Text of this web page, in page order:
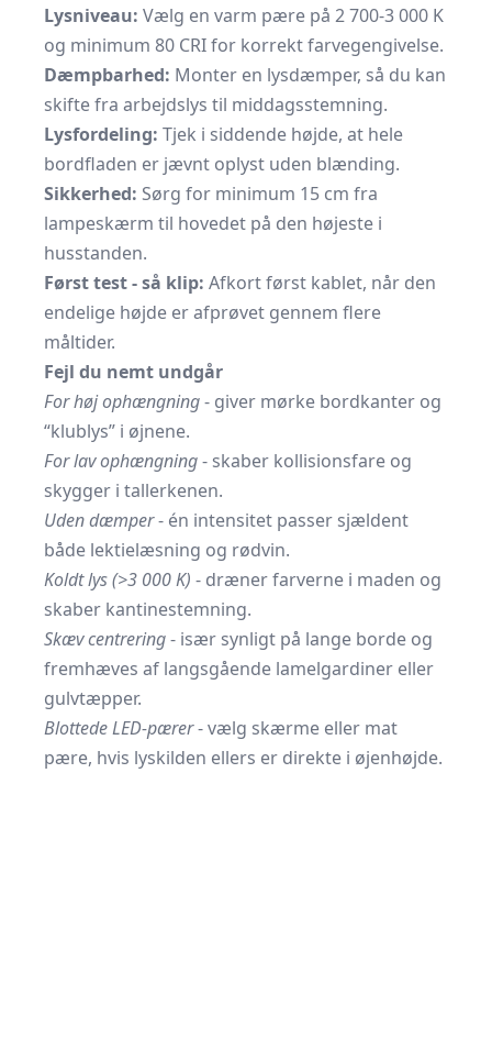
Lysniveau: Vælg en varm pære på 2 700-3 000 K
og minimum 80 CRI for korrekt farvegengivelse.
Dæmpbarhed: Monter en lysdæmper, så du kan
skifte fra arbejdslys til middagsstemning.
Lysfordeling: Tjek i siddende højde, at hele
bordfladen er jævnt oplyst uden blænding.
Sikkerhed: Sørg for minimum 15 cm fra
lampeskærm til hovedet på den højeste i
husstanden.
Først test - så klip: Afkort først kablet, når den
endelige højde er afprøvet gennem flere
måltider.
Fejl du nemt undgår
For høj ophængning- giver mørke bordkanter og
“klublys” i øjnene.
For lav ophængning- skaber kollisionsfare og
skygger i tallerkenen.
Uden dæmper- én intensitet passer sjældent
både lektielæsning og rødvin.
Koldt lys (>3 000 K) - dræner farverne i maden og
skaber kantinestemning.
Skæv centrering- især synligt på lange borde og
fremhæves af langsgående lamelgardiner eller
gulvtæpper.
Blottede LED-pærer- vælg skærme eller mat
pære, hvis lyskilden ellers er direkte i øjenhøjde.